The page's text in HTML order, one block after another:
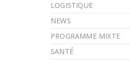
LOGISTIQUE
NEWS
PROGRAMME MIXTE
SANTÉ